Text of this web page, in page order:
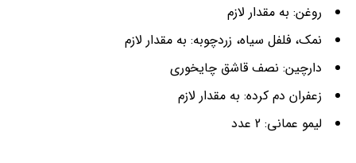
روغن: به مقدار لازم
نمک، فلفل سیاه، زردچوبه: به مقدار لازم
دارچین: نصف قاشق چایخوری
زعفران دم کرده: به مقدار لازم
لیمو عمانی: 2 عدد